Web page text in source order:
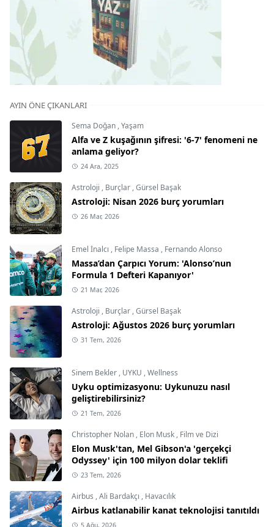
AYIN ÖNE ÇIKANLARI
Sema Doğan ,Yaşam
Alfa ve Z kuşağının şifresi: '6-7' fenomeni ne
anlama geliyor?
24 Ara, 2025
Astroloji , Burçlar ,Gürsel Başak
Astroloji: Nisan 2026 burç yorumları
26 Mar, 2026
Emel İnalcı , Felipe Massa , Fernando Alonso
Massa’dan Çarpıcı Yorum: 'Alonso’nun
Formula 1 Defteri Kapanıyor'
21 Mar, 2026
Astroloji , Burçlar ,Gürsel Başak
Astroloji: Ağustos 2026 burç yorumları
31 Tem, 2026
Sinem Bekler , UYKU ,Wellness
Uyku optimizasyonu: Uykunuzu nasıl
geliştirebilirsiniz?
21 Tem, 2026
Christopher Nolan , Elon Musk , Film ve Dizi
Elon Musk'tan, Mel Gibson'a 'gerçekçi
Odyssey' için 100 milyon dolar teklifi
23 Tem, 2026
Airbus ,Ali Bardakçı , Havacılık
Airbus katlanabilir kanat teknolojisi tanıtıldı
5 Ağu, 2026